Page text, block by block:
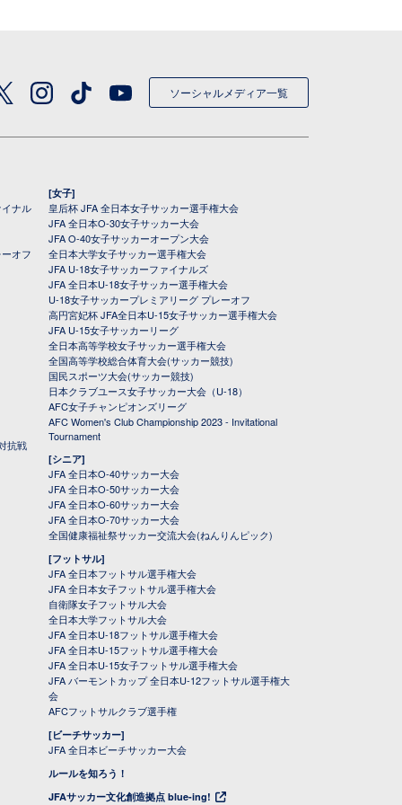
ソーシャルメディア一覧
ナル
オフ
抗戦
[女子]
皇后杯 JFA 全日本女子サッカー選手権大会
JFA 全日本O-30女子サッカー大会
JFA O-40女子サッカーオープン大会
全日本大学女子サッカー選手権大会
JFA U-18女子サッカーファイナルズ
JFA 全日本U-18女子サッカー選手権大会
U-18女子サッカープレミアリーグ プレーオフ
高円宮妃杯 JFA全日本U-15女子サッカー選手権大会
JFA U-15女子サッカーリーグ
全日本高等学校女子サッカー選手権大会
全国高等学校総合体育大会(サッカー競技)
国民スポーツ大会(サッカー競技)
日本クラブユース女子サッカー大会（U-18）
AFC女子チャンピオンズリーグ
AFC Women's Club Championship 2023 - Invitational
Tournament
[シニア]
JFA 全日本O-40サッカー大会
JFA 全日本O-50サッカー大会
JFA 全日本O-60サッカー大会
JFA 全日本O-70サッカー大会
全国健康福祉祭サッカー交流大会(ねんりんピック)
[フットサル]
JFA 全日本フットサル選手権大会
JFA 全日本女子フットサル選手権大会
自衛隊女子フットサル大会
全日本大学フットサル大会
JFA 全日本U-18フットサル選手権大会
JFA 全日本U-15フットサル選手権大会
JFA 全日本U-15女子フットサル選手権大会
JFA バーモントカップ 全日本U-12フットサル選手権大
会
AFCフットサルクラブ選手権
[ビーチサッカー]
JFA 全日本ビーチサッカー大会
ルールを知ろう！
JFAサッカー文化創造拠点 blue-ing!